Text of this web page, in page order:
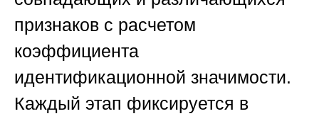
признаков с расчетом
коэффициента
идентификационной значимости.
Каждый этап фиксируется в